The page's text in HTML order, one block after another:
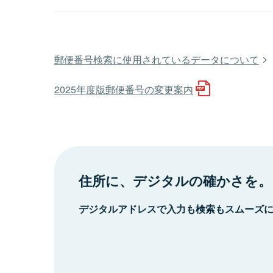
郵便番号検索に使用されているデータについて
2025年度版郵便番号の変更案内
住所に、デジタルの確かさを。
デジタルアドレスで入力も検索もスムーズ